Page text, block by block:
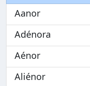
Aanor
Adénora
Aénor
Aliénor